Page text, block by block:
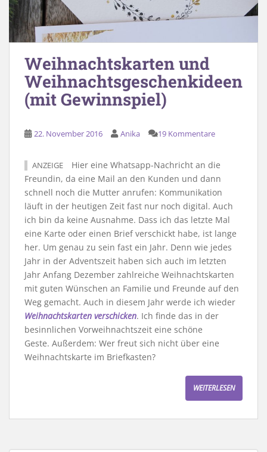
Weihnachtskarten und
Weihnachtsgeschenkideen
(mit Gewinnspiel)
22. November 2016 Anika 19 Kommentare
ANZEIGE
Hier eine Whatsapp-Nachricht an die
Freundin, da eine Mail an den Kunden und dann
schnell noch die Mutter anrufen: Kommunikation
läuft in der heutigen Zeit fast nur noch digital. Auch
ich bin da keine Ausnahme. Dass ich das letzte Mal
eine Karte oder einen Brief verschickt habe, ist lange
her. Um genau zu sein fast ein Jahr. Denn wie jedes
Jahr in der Adventszeit haben sich auch im letzten
Jahr Anfang Dezember zahlreiche Weihnachtskarten
mit guten Wünschen an Familie und Freunde auf den
Weg gemacht. Auch in diesem Jahr werde ich wieder
Weihnachtskarten verschicken. Ich finde das in der
besinnlichen Vorweihnachtszeit eine schöne
Geste. Außerdem: Wer freut sich nicht über eine
Weihnachtskarte im Briefkasten?
WEITERLESEN